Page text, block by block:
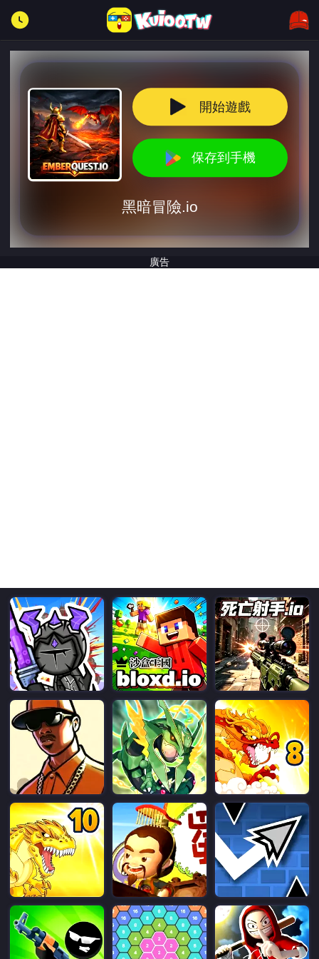
黑暗冒險.io
開始遊戲
保存到手機
廣告